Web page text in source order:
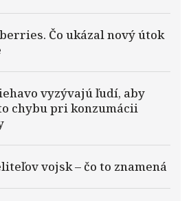
Čo ukázal nový útok
vyzývajú ľudí, aby
chybu pri konzumácii
vojsk – čo to znamená